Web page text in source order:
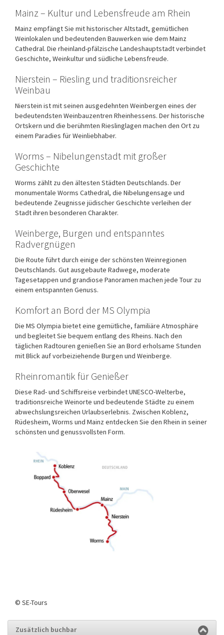
Mainz – Kultur und Lebensfreude am Rhein
Mainzempfängt Sie mit historischer Altstadt, gemütlichen
Weinlokalen und bedeutenden Bauwerken wie dem Mainz
Cathedral. Die rheinland-pfälzische Landeshauptstadt verbindet
Geschichte, Weinkultur und südliche Lebensfreude.
Nierstein – Riesling und traditionsreicher
Weinbau
Nierstein ist mit seinen ausgedehnten Weinbergen eines der
bedeutendsten Weinbauzentren Rheinhessens. Der historische
Ortskern und die berühmten Rieslinglagen machen den Ort zu
einem Paradies für Weinliebhaber.
Worms – Nibelungenstadt mit großer
Geschichte
Worms zählt zu den ältesten Städten Deutschlands. Der
monumentale Worms Cathedral, die Nibelungensage und
bedeutende Zeugnisse jüdischer Geschichte verleihen der
Stadt ihren besonderen Charakter.
Weinberge, Burgen und entspanntes
Radvergnügen
Die Route führt durch einige der schönsten Weinregionen
Deutschlands. Gut ausgebaute Radwege, moderate
Tagesetappen und grandiose Panoramen machen jede Tour zu
einem entspannten Genuss.
Komfort an Bord der MS Olympia
Die MS Olympia bietet eine gemütliche, familiäre Atmosphäre
und begleitet Sie bequem entlang des Rheins. Nach den
täglichen Radtouren genießen Sie an Bord erholsame Stunden
mit Blick auf vorbeiziehende Burgen und Weinberge.
Rheinromantik für Genießer
Diese Rad- und Schiffsreise verbindet UNESCO-Welterbe,
traditionsreiche Weinorte und bedeutende Städte zu einem
abwechslungsreichen Urlaubserlebnis. Zwischen Koblenz,
Rüdesheim, Worms und Mainz entdecken Sie den Rhein in seiner
schönsten und genussvollsten Form.
© SE-Tours
Zusätzlich buchbar